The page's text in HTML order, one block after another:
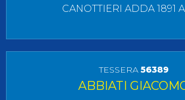
CANOTTIERI ADDA 1891
TESSERA 56389
ABBIATI